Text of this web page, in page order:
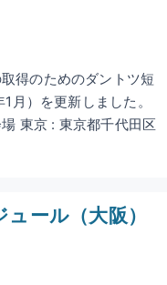
得のためのダントツ短
月）を更新しました。
東京 : 東京都千代田区
ール（大阪）